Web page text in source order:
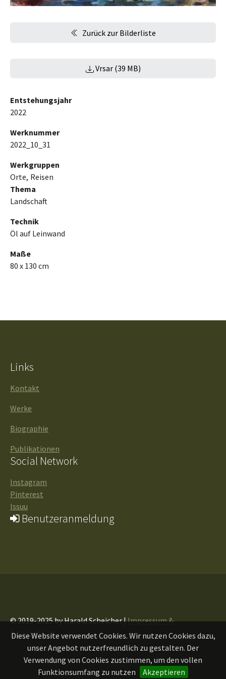
Diese Website verwendet Cookies. Wir nutzen Cookies dazu,
unser Angebot nutzerfreundlich zu gestalten. Der
Verwendung von Cookies zustimmen, um den vollen
Funktionsumfang zu nutzen
Akzeptieren
Zurück zur Bilderliste
Vrsar (39 MB)
Entstehungsjahr
2022
Werknummer
2022_10_31
Werkgruppen
Orte Reisen
Thema
Landschaft
Technik
Öl auf Leinwand
Maße
80 x 130 cm
Links
Kontakt
Werke
Biographie
Publikationen
Social Network
Instagram
Pinterest
Issuu
Benutzeranmeldung
© 2019-2025 by Harald Scheicher |Impressum &
Datenschutz